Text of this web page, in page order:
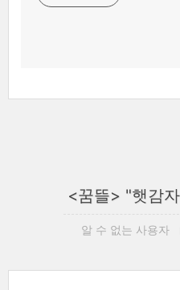
<꿈뜰> "햇감
알 수 없는 사용자